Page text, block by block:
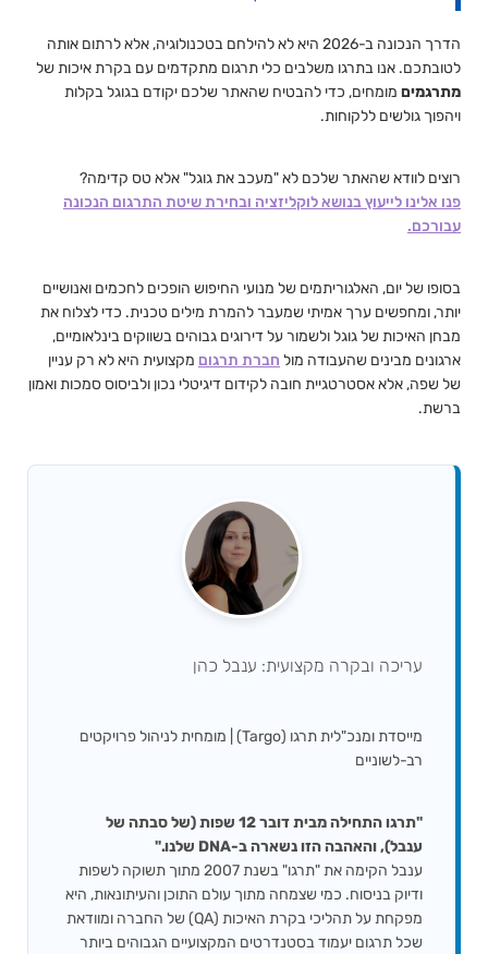
הדרך הנכונה ב-2026 היא לא להילחם בטכנולוגיה, אלא לרתום אותה
לטובתכם. אנו בתרגו משלבים כלי תרגום מתקדמים עם בקרת איכות של
מתרגמים מומחים, כדי להבטיח שהאתר שלכם יקודם בגוגל בקלות
ויהפוך גולשים ללקוחות.
רוצים לוודא שהאתר שלכם לא "מעכב את גוגל" אלא טס קדימה?
פנו אלינו לייעוץ בנושא לוקליזציה ובחירת שיטת התרגום הנכונה
עבורכם.
בסופו של יום, האלגוריתמים של מנועי החיפוש הופכים לחכמים ואנושיים
יותר, ומחפשים ערך אמיתי שמעבר להמרת מילים טכנית. כדי לצלוח את
מבחן האיכות של גוגל ולשמור על דירוגים גבוהים בשווקים בינלאומיים,
ארגונים מבינים שהעבודה מול חברת תרגום מקצועית היא לא רק עניין
של שפה, אלא אסטרטגיית חובה לקידום דיגיטלי נכון ולביסוס סמכות ואמון
ברשת.
עריכה ובקרה מקצועית: ענבל כהן
מייסדת ומנכ"לית תרגו (Targo) | מומחית לניהול פרויקטים
רב-לשוניים
"תרגו התחילה מבית דובר 12 שפות (של סבתה של
ענבל), והאהבה הזו נשארה ב-DNA שלנו."
ענבל הקימה את "תרגו" בשנת 2007 מתוך תשוקה לשפות
ודיוק בניסוח. כמי שצמחה מתוך עולם התוכן והעיתונאות, היא
מפקחת על תהליכי בקרת האיכות (QA) של החברה ומוודאת
שכל תרגום יעמוד בסטנדרטים המקצועיים הגבוהים ביותר